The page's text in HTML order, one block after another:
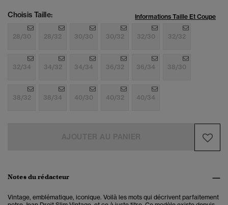
Choisis Taille: Informations Taille Et Coupe
28/30 28/32 30/30 30/32 32/30 32/32
32/34 34/32 34/34 36/32 36/34 38/30
38/32 38/34 40/30 40/32 40/34
Notes du rédacteur
Vintage, emblématique, iconique. Voilà les mots qui décrivent parfaitement